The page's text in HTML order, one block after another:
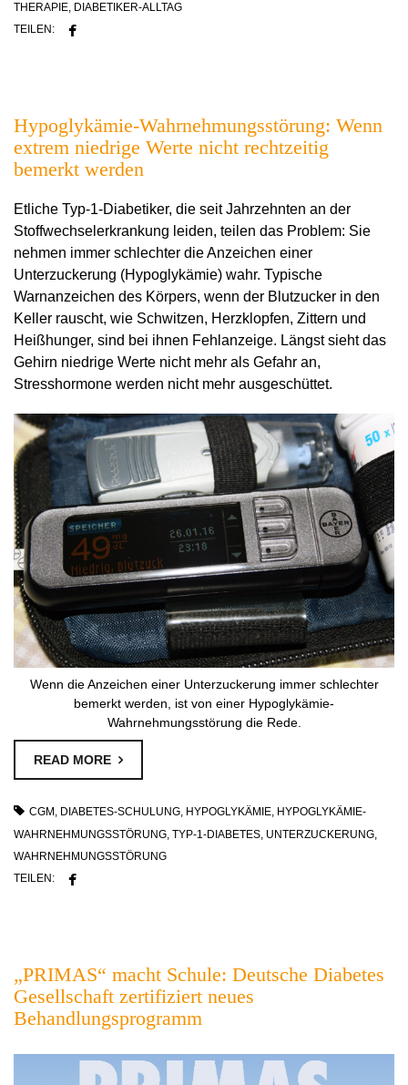
THERAPIE, DIABETIKER-ALLTAG
TEILEN:
Hypoglykämie-Wahrnehmungsstörung: Wenn
extrem niedrige Werte nicht rechtzeitig
bemerkt werden
Etliche Typ-1-Diabetiker, die seit Jahrzehnten an der
Stoffwechselerkrankung leiden, teilen das Problem: Sie
nehmen immer schlechter die Anzeichen einer
Unterzuckerung (Hypoglykämie) wahr. Typische
Warnanzeichen des Körpers, wenn der Blutzucker in den
Keller rauscht, wie Schwitzen, Herzklopfen, Zittern und
Heißhunger, sind bei ihnen Fehlanzeige. Längst sieht das
Gehirn niedrige Werte nicht mehr als Gefahr an,
Stresshormone werden nicht mehr ausgeschüttet.
Wenn die Anzeichen einer Unterzuckerung immer schlechter
bemerkt werden, ist von einer Hypoglykämie-
Wahrnehmungsstörung die Rede.
READ MORE
CGM , DIABETES-SCHULUNG, HYPOGLYKÄMIE, HYPOGLYKÄMIE-
WAHRNEHMUNGSSTÖRUNG, TYP-1-DIABETES, UNTERZUCKERUNG,
WAHRNEHMUNGSSTÖRUNG
TEILEN:
„PRIMAS“ macht Schule: Deutsche Diabetes
Gesellschaft zertifiziert neues
Behandlungsprogramm